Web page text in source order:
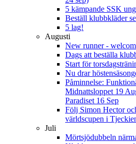
5 kämpande SSK
Beställ klubbkläder
5 lag!
Augusti
New runner -
Dags att beställa
Start för
Nu drar
Påminnelse:
Midnattsloppet 19
Paradiset 16 Sep
Följ Simon Hector
världscupen i
Juli
Mörtsjödubbeln